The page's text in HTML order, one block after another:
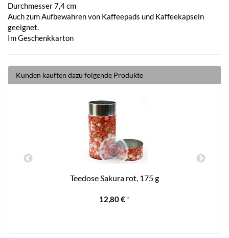
Durchmesser 7,4 cm
Auch zum Aufbewahren von Kaffeepads und Kaffeekapseln
geeignet.
Im Geschenkkarton
Kunden kauften dazu folgende Produkte
Teedose Sakura rot, 175 g
12,80 € *